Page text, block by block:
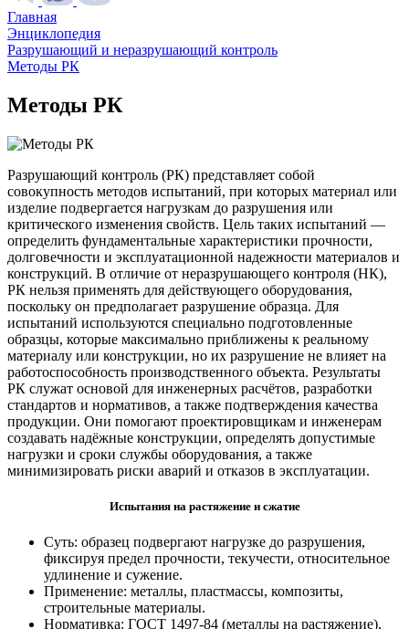
Главная
Энциклопедия
Разрушающий и неразрушающий контроль
Методы РК
Методы РК
Разрушающий контроль (РК) представляет собой
совокупность методов испытаний, при которых материал или
изделие подвергается нагрузкам до разрушения или
критического изменения свойств. Цель таких испытаний —
определить фундаментальные характеристики прочности,
долговечности и эксплуатационной надежности материалов и
конструкций. В отличие от неразрушающего контроля (НК),
РК нельзя применять для действующего оборудования,
поскольку он предполагает разрушение образца. Для
испытаний используются специально подготовленные
образцы, которые максимально приближены к реальному
материалу или конструкции, но их разрушение не влияет на
работоспособность производственного объекта. Результаты
РК служат основой для инженерных расчётов, разработки
стандартов и нормативов, а также подтверждения качества
продукции. Они помогают проектировщикам и инженерам
создавать надёжные конструкции, определять допустимые
нагрузки и сроки службы оборудования, а также
минимизировать риски аварий и отказов в эксплуатации.
Испытания на растяжение и сжатие
Суть: образец подвергают нагрузке до разрушения,
фиксируя предел прочности, текучести, относительное
удлинение и сужение.
Применение: металлы, пластмассы, композиты,
строительные материалы.
Нормативка: ГОСТ 1497-84 (металлы на растяжение),